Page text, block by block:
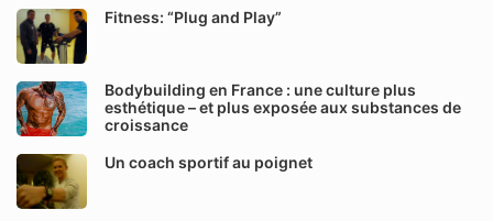
Fitness: “Plug and Play”
Bodybuilding en France : une culture plus
esthétique – et plus exposée aux substances de
croissance
Un coach sportif au poignet